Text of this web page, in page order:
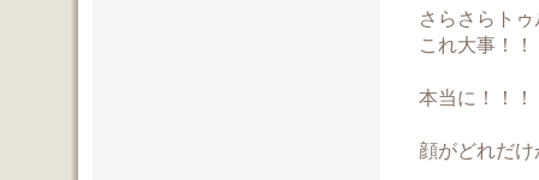
さらさらト
これ大事！！
本当に！！！
顔がどれだ